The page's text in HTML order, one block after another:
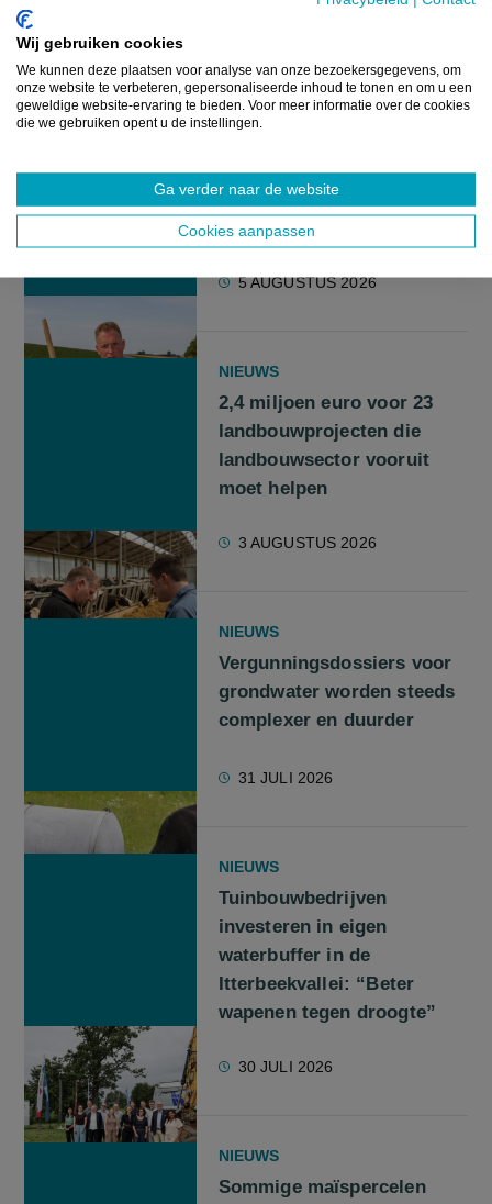
Wij gebruiken cookies
We kunnen deze plaatsen voor analyse van onze bezoekersgegevens, om
onze website te verbeteren, gepersonaliseerde inhoud te tonen en om u een
geweldige website-ervaring te bieden. Voor meer informatie over de cookies
die we gebruiken opent u de instellingen.
Ga verder naar de website
Cookies aanpassen
Aardappelboer vreest
veertig procent minder
opbrengst door droogte
5 AUGUSTUS 2026
NIEUWS
2,4 miljoen euro voor 23
landbouwprojecten die
landbouwsector vooruit
moet helpen
3 AUGUSTUS 2026
NIEUWS
Vergunningsdossiers voor
grondwater worden steeds
complexer en duurder
31 JULI 2026
NIEUWS
Tuinbouwbedrijven
investeren in eigen
waterbuffer in de
Itterbeekvallei: “Beter
wapenen tegen droogte”
30 JULI 2026
NIEUWS
Sommige maïspercelen